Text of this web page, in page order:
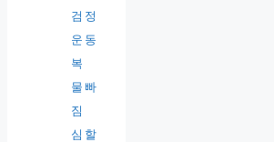
검정
운동
복
물빠
짐
심할